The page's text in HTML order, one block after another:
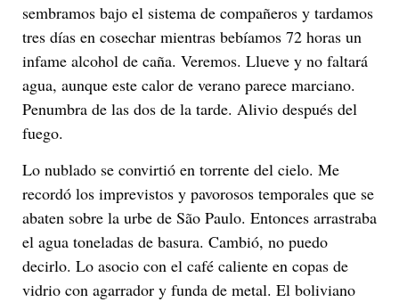
sembramos bajo el sistema de compañeros y tardamos
tres días en cosechar mientras bebíamos 72 horas un
infame alcohol de caña. Veremos. Llueve y no faltará
agua, aunque este calor de verano parece marciano.
Penumbra de las dos de la tarde. Alivio después del
fuego.
Lo nublado se convirtió en torrente del cielo. Me
recordó los imprevistos y pavorosos temporales que se
abaten sobre la urbe de São Paulo. Entonces arrastraba
el agua toneladas de basura. Cambió, no puedo
decirlo. Lo asocio con el café caliente en copas de
vidrio con agarrador y funda de metal. El boliviano